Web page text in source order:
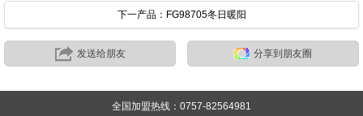
下一产品：FG98705冬日暖阳
发送给朋友 分享到朋友圈
全国加盟热线：0757-82564981